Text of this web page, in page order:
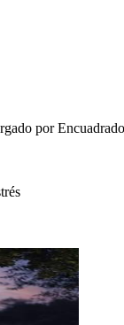
porEncuadrado